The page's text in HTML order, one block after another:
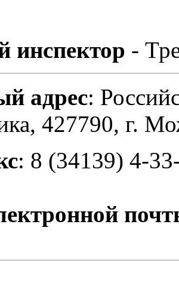
инспектор -
адрес:
427790, г.
: 8 (34139) 4-